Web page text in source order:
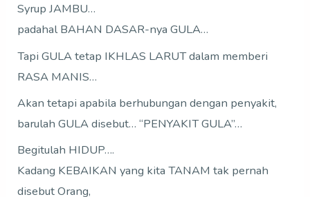
Syrup JAMBU…
padahal BAHAN DASAR-nya GULA…
Tapi GULA tetap IKHLAS LARUT dalam memberi
RASA MANIS…
Akan tetapi apabila berhubungan dengan penyakit,
barulah GULA disebut… “PENYAKIT GULA”…
Begitulah HIDUP….
Kadang KEBAIKAN yang kita TANAM tak pernah
disebut Orang,